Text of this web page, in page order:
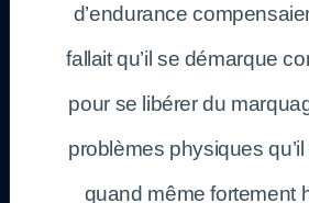
d’endurance
fallait qu’il se démarque
pour se libérer du
problèmes physiques qu’il
quand même fortement